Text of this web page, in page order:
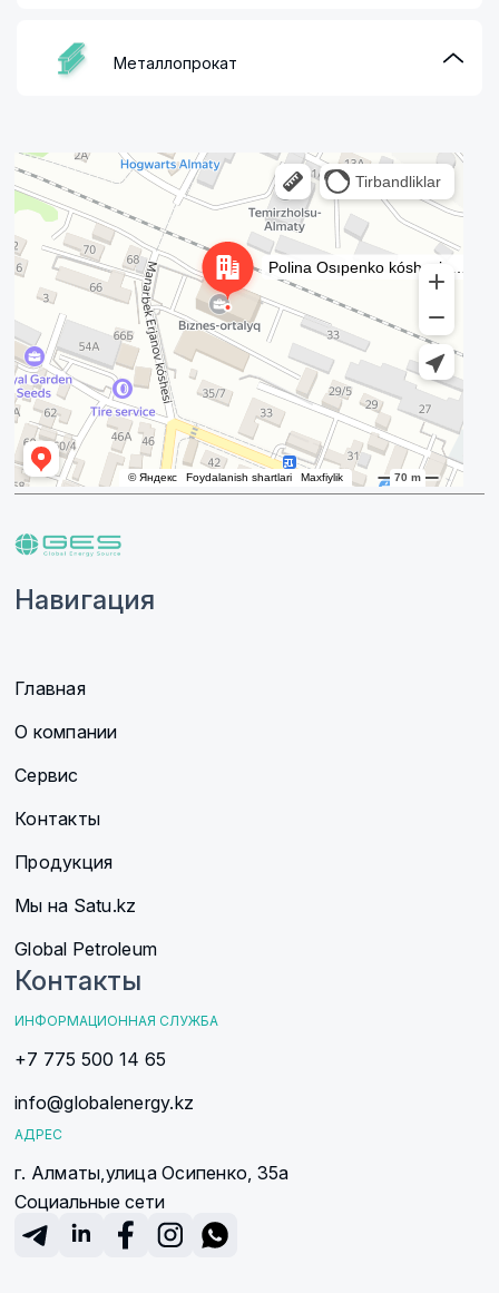
Металлопрокат
Алматы
Улица Осипенко, 35А на карте Алматы — Яндекс Карты
Социальные сети
Навигация
Главная
О компании
Сервис
Контакты
Продукция
Мы на Satu.kz
Global Petroleum
Контакты
ИНФОРМАЦИОННАЯ СЛУЖБА
+7 775 500 14 65
info@globalenergy.kz
АДРЕС
г. Алматы,улица Осипенко, 35а